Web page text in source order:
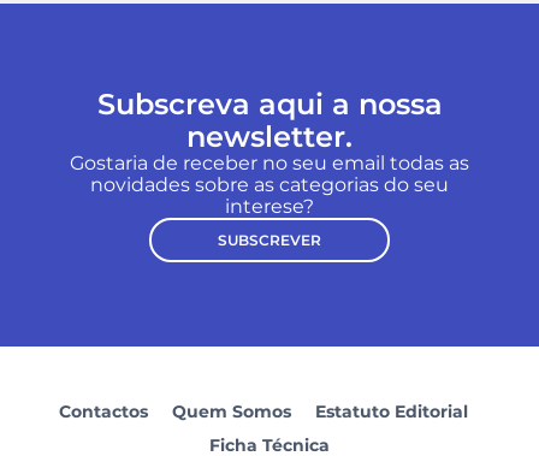
Subscreva aqui a nossa
newsletter.
Gostaria de receber no seu email todas as
novidades sobre as categorias do seu
interese?
SUBSCREVER
Contactos Quem Somos
Estatuto Editorial
Ficha Técnica